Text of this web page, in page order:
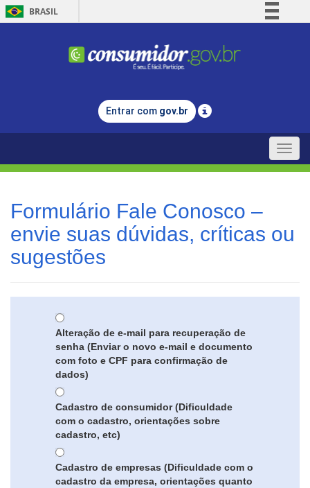
BRASIL
Comunica BR
Legislação
Entrar com gov.br
Toggle
Formulário Fale Conosco –
envie suas dúvidas, críticas ou
sugestões
Alteração de e-mail para recuperação de
senha (Enviar o novo e-mail e documento
com foto e CPF para confirmação de
dados)
Cadastro de consumidor (Dificuldade
com o cadastro, orientações sobre
cadastro, etc)
Cadastro de empresas (Dificuldade com o
cadastro da empresa, orientações quanto